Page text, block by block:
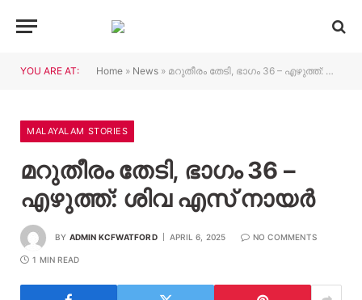
YOU ARE AT: Home » News » മറുതീരം തേടി, ഭാഗം 36 – എഴുത്ത്: ശിവ എസ് നായർ
MALAYALAM STORIES
മറുതീരം തേടി, ഭാഗം 36 –
എഴുത്ത്: ശിവ എസ് നായർ
BY ADMIN KCFWATFORD APRIL 6, 2025 NO COMMENTS
1 MIN READ